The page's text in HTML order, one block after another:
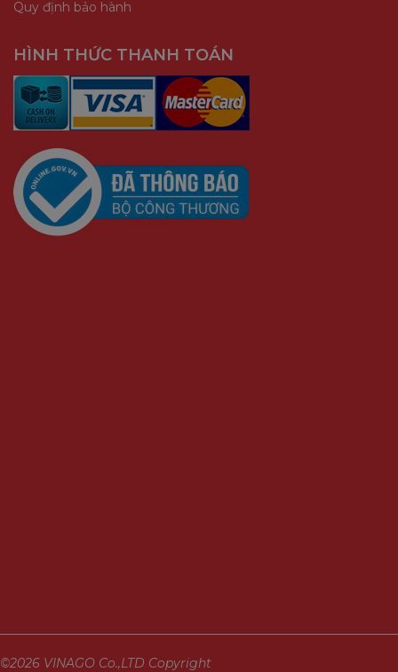
Quy định bảo hành
HÌNH THỨC THANH TOÁN
©2026 VINAGO Co.,LTD Copyright